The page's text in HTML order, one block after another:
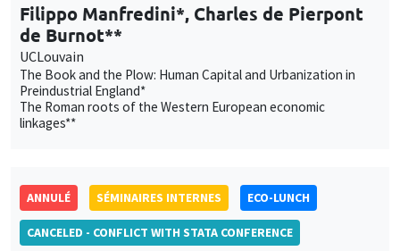
Filippo Manfredini*, Charles de Pierpont
de Burnot**
UCLouvain
The Book and the Plow: Human Capital and Urbanization in
Preindustrial England*
The Roman roots of the Western European economic
linkages**
ANNULÉ SÉMINAIRES INTERNES ECO-LUNCH
CANCELED - CONFLICT WITH STATA CONFERENCE